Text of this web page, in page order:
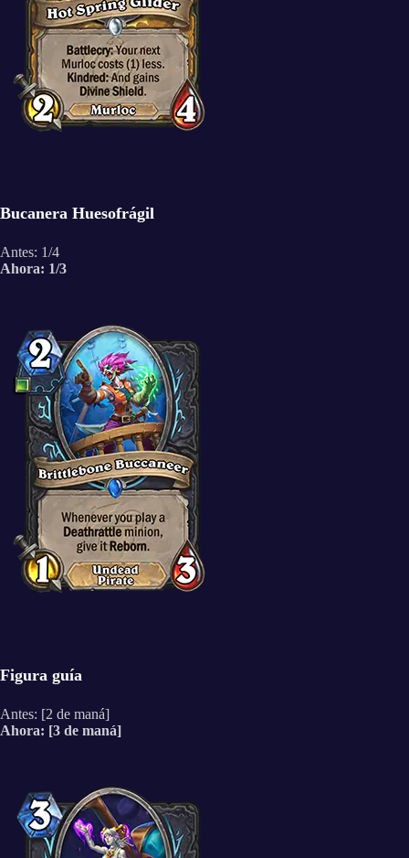
Bucanera Huesofrágil
Antes: 1/4
Ahora: 1/3
Figura guía
Antes: [2 de maná]
Ahora: [3 de maná]